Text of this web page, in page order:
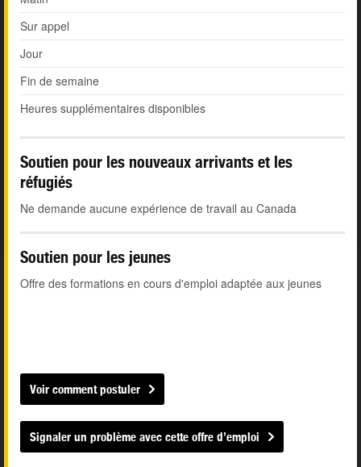
Sur appel
Jour
Fin de semaine
Heures supplémentaires disponibles
Soutien pour les nouveaux arrivants et les
réfugiés
Ne demande aucune expérience de travail au Canada
Soutien pour les jeunes
Offre des formations en cours d'emploi adaptée aux jeunes
Voir comment postuler
Signaler un problème avec cette offre d’emploi